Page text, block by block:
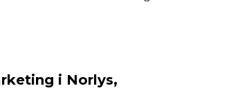
i Norlys,